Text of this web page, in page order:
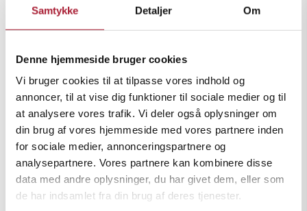
Samtykke Detaljer Om
Denne hjemmeside bruger cookies
Vi bruger cookies til at tilpasse vores indhold og
annoncer, til at vise dig funktioner til sociale medier og til
at analysere vores trafik. Vi deler også oplysninger om
din brug af vores hjemmeside med vores partnere inden
for sociale medier, annonceringspartnere og
analysepartnere. Vores partnere kan kombinere disse
data med andre oplysninger, du har givet dem, eller som
de har indsamlet fra din brug af deres tjenester.
Vedligeholdelse og drift
Følg altid brugsanvisningen og producentens
væskeniveauer, og lad generatoren køle ned, før du
fylder brændstof på. For at undgå kondens i tanken bør
du fylde tanken op efter brug.
Placering og opbevaring
Placer generatoren på et stabilt, plant underlag væk fra
brændbart materiale. Opbevar den tørt, og sørg for, at
det brændstof du bruger, er egnet til opbevaring.
Tilkobling til hus